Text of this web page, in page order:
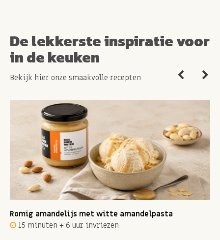
De lekkerste inspiratie voor
in de keuken
Bekijk hier onze smaakvolle recepten
Romig amandelijs met witte amandelpasta
15 minuten + 6 uur invriezen